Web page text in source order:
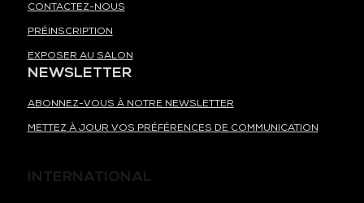
CONTACTEZ-NOUS
PRÉINSCRIPTION
EXPOSER AU SALON
NEWSLETTER
ABONNEZ-VOUS À NOTRE NEWSLETTER
METTEZ À JOUR VOS PRÉFÉRENCES DE COMMUNICATION